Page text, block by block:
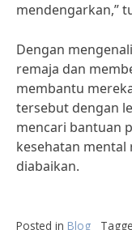
mendengarkan,”
Dengan
remaja dan
membantu
tersebut dengan
mencari bantuan
kesehatan mental
diabaikan.
Posted in Blog